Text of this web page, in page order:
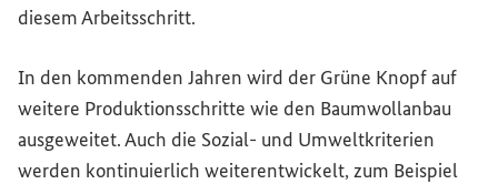
diesem Arbeitsschritt.
In den kommenden Jahren wird der Grüne Knopf auf
weitere Produktionsschritte wie den Baumwollanbau
ausgeweitet. Auch die Sozial- und Umweltkriterien
werden kontinuierlich weiterentwickelt, zum Beispiel